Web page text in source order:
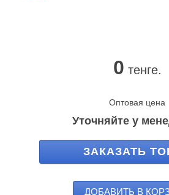
0 тенге.
Оптовая цена
Уточняйте у
ЗАКАЗАТЬ
ДОБАВИТЬ В